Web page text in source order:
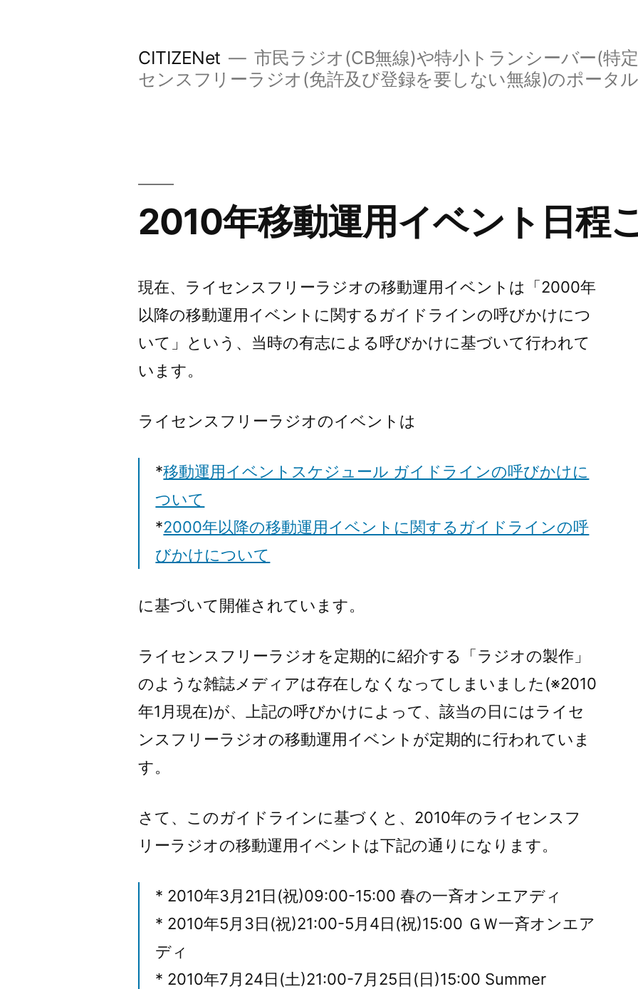
CITIZENet
市民ラジオ(CB無線)や特小トランシーバー(特
センスフリーラジオ(免許及び登録を要しない無線)のポータ
2010年移動運用イベント日程
現在、ライセンスフリーラジオの移動運用イベントは「2000年
以降の移動運用イベントに関するガイドラインの呼びかけにつ
いて」という、当時の有志による呼びかけに基づいて行われて
います。
ライセンスフリーラジオのイベントは
*移動運用イベントスケジュール ガイドラインの呼びかけに
ついて
*2000年以降の移動運用イベントに関するガイドラインの呼
びかけについて
に基づいて開催されています。
ライセンスフリーラジオを定期的に紹介する「ラジオの製作」
のような雑誌メディアは存在しなくなってしまいました(※2010
年1月現在)が、上記の呼びかけによって、該当の日にはライセ
ンスフリーラジオの移動運用イベントが定期的に行われていま
す。
さて、このガイドラインに基づくと、2010年のライセンスフ
リーラジオの移動運用イベントは下記の通りになります。
* 2010年3月21日(祝)09:00-15:00 春の一斉オンエアディ
* 2010年5月3日(祝)21:00-5月4日(祝)15:00 ＧＷ一斉オンエア
ディ
* 2010年7月24日(土)21:00-7月25日(日)15:00 Summer